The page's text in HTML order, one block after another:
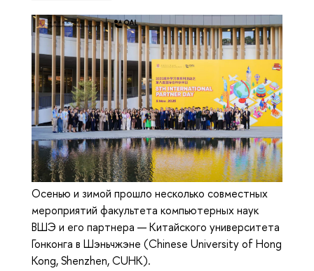
Осенью и зимой прошло несколько совместных
мероприятий факультета компьютерных наук
ВШЭ и его партнера — Китайского университета
Гонконга в Шэньчжэне (Chinese University of Hong
Kong, Shenzhen, CUHK).